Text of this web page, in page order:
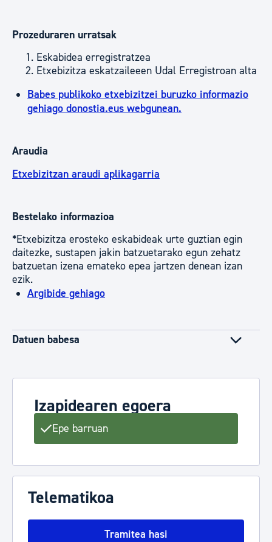
Prozeduraren urratsak
Eskabidea erregistratzea
Etxebizitza eskatzaileeen Udal Erregistroan alta
Babes publikoko etxebizitzei buruzko informazio
gehiago donostia.eus webgunean.
Araudia
Etxebizitzan araudi aplikagarria
Bestelako informazioa
*Etxebizitza erosteko eskabideak urte guztian egin
daitezke, sustapen jakin batzuetarako egun zehatz
batzuetan izena emateko epea jartzen denean izan
ezik.
Argibide gehiago
Datuen babesa
Izapidearen egoera
Epe barruan
Telematikoa
Tramitea hasi